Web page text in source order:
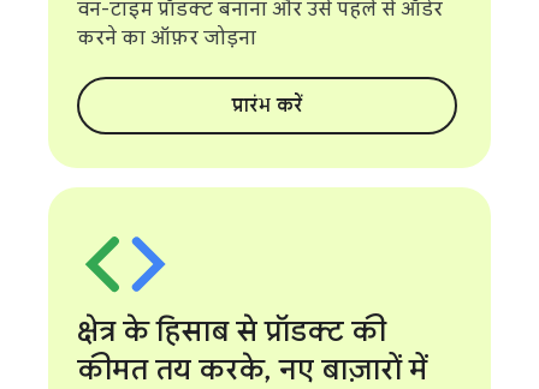
वन-टाइम प्रॉडक्ट बनाना और उसे पहले से ऑर्डर
करने का ऑफ़र जोड़ना
प्रारंभ करें
क्षेत्र के हिसाब से प्रॉडक्ट की
कीमत तय करके, नए बाज़ारों में